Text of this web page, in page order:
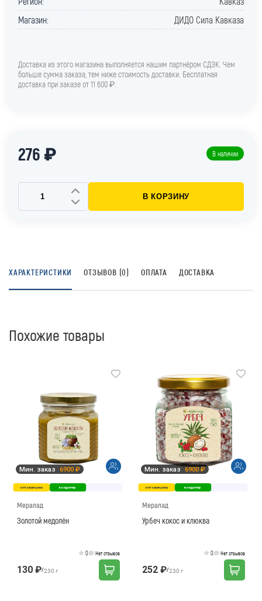
Магазин:
ДИДО Сила Кавказа
Доставка из этого магазина выполняется нашим партнёром СДЭК. Чем
больше сумма заказа, тем ниже стоимость доставки. Бесплатная
доставка при заказе от 11 600 ₽.
276 ₽ В наличии
В КОРЗИНУ
ХАРАКТЕРИСТИКИ ОТЗЫВОВ (0) ОПЛАТА ДОСТАВКА
Похожие товары
Мин. заказ 6900 ₽
оптовая цена кондитер
Мералад
Золотой медолён
0 Нет отзывов
130 ₽/230 г
Мин. заказ 6900 ₽
оптовая цена кондитер
Мералад
Урбеч кокос и клюква
0 Нет отзывов
252 ₽/230 г